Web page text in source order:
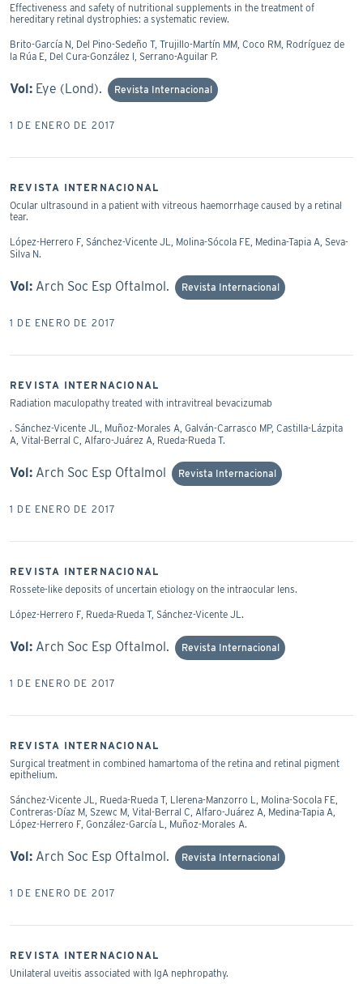
Effectiveness and safety of nutritional supplements in the treatment of
hereditary retinal dystrophies: a systematic review.
Brito-García N, Del Pino-Sedeño T, Trujillo-Martín MM, Coco RM, Rodríguez de
la Rúa E, Del Cura-González I, Serrano-Aguilar P.
Vol: Eye (Lond). Revista Internacional
1 DE ENERO DE 2017
REVISTA INTERNACIONAL
Ocular ultrasound in a patient with vitreous haemorrhage caused by a retinal
tear.
López-Herrero F, Sánchez-Vicente JL, Molina-Sócola FE, Medina-Tapia A, Seva-
Silva N.
Vol: Arch Soc Esp Oftalmol. Revista Internacional
1 DE ENERO DE 2017
REVISTA INTERNACIONAL
Radiation maculopathy treated with intravitreal bevacizumab
. Sánchez-Vicente JL, Muñoz-Morales A, Galván-Carrasco MP, Castilla-Lázpita
A, Vital-Berral C, Alfaro-Juárez A, Rueda-Rueda T.
Vol: Arch Soc Esp Oftalmol Revista Internacional
1 DE ENERO DE 2017
REVISTA INTERNACIONAL
Rossete-like deposits of uncertain etiology on the intraocular lens.
López-Herrero F, Rueda-Rueda T, Sánchez-Vicente JL.
Vol: Arch Soc Esp Oftalmol. Revista Internacional
1 DE ENERO DE 2017
REVISTA INTERNACIONAL
Surgical treatment in combined hamartoma of the retina and retinal pigment
epithelium.
Sánchez-Vicente JL, Rueda-Rueda T, Llerena-Manzorro L, Molina-Socola FE,
Contreras-Díaz M, Szewc M, Vital-Berral C, Alfaro-Juárez A, Medina-Tapia A,
López-Herrero F, González-García L, Muñoz-Morales A.
Vol: Arch Soc Esp Oftalmol. Revista Internacional
1 DE ENERO DE 2017
REVISTA INTERNACIONAL
Unilateral uveitis associated with IgA nephropathy.